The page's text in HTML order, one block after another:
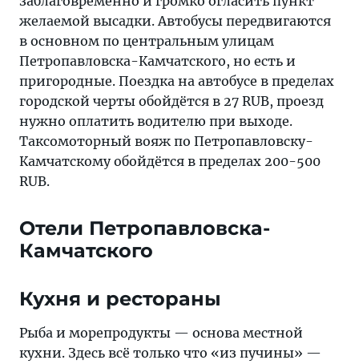
желаемой высадки. Автобусы передвигаются
в основном по центральным улицам
Петропавловска-Камчатского, но есть и
пригородные. Поездка на автобусе в пределах
городской черты обойдётся в 27 RUB, проезд
нужно оплатить водителю при выходе.
Таксомоторный вояж по Петропавловску-
Камчатскому обойдётся в пределах 200-500
RUB.
Отели Петропавловска-
Камчатского
Кухня и рестораны
Рыба и морепродукты — основа местной
кухни. Здесь всё только что «из пучины» —